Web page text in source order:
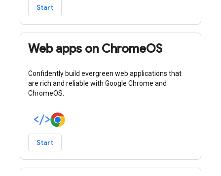
Start
Web apps on ChromeOS
Confidently build evergreen web applications that
are rich and reliable with Google Chrome and
ChromeOS.
Start